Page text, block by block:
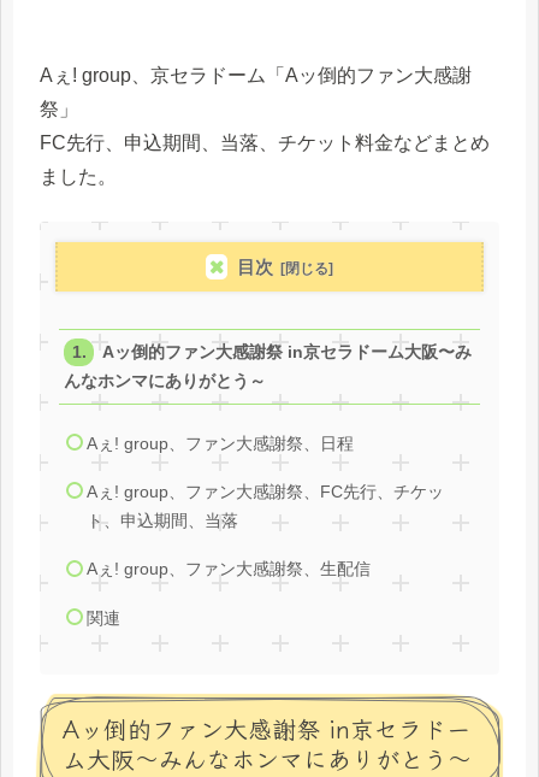
Aぇ! group、京セラドーム「Aッ倒的ファン大感謝
祭」
FC先行、申込期間、当落、チケット料金などまとめ
ました。
目次
Aッ倒的ファン大感謝祭 in京セラドーム大阪〜み
んなホンマにありがとう～
Aぇ! group、ファン大感謝祭、日程
Aぇ! group、ファン大感謝祭、FC先行、チケッ
ト、申込期間、当落
Aぇ! group、ファン大感謝祭、生配信
関連
Aッ倒的ファン大感謝祭 in京セラドー
ム大阪〜みんなホンマにありがとう～